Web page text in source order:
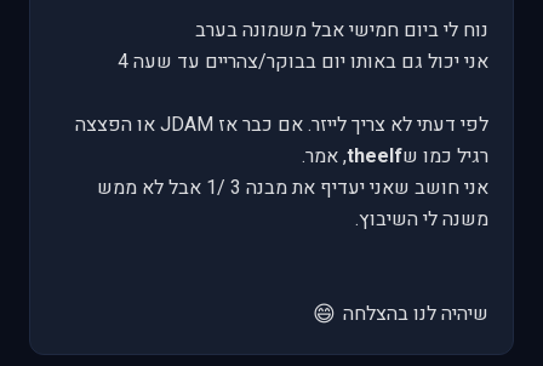
נוח לי ביום חמישי אבל משמונה בערב
אני יכול גם באותו יום בבוקר/צהריים עד שעה 4
לפי דעתי לא צריך לייזר. אם כבר אז JDAM או הפצצה
רגיל כמו שtheelf, אמר.
אני חושב שאני יעדיף את מבנה 3 /1 אבל לא ממש
משנה לי השיבוץ.
שיהיה לנו בהצלחה 😄